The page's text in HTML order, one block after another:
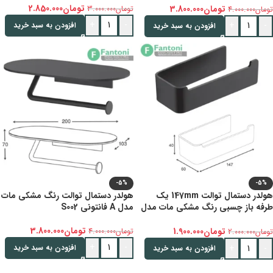
تومان4.000.000 تومان3.800.000
افزودن به سبد خرید
تومان3.000.000 تومان2.850.000
افزودن به سبد خرید
-5%
هولدر دستمال توالت 147mm یک
طرفه باز چسبی رنگ مشکی مات مدل
تومان2.000.000 تومان1.900.000
افزودن به سبد خرید
-5%
هولدر دستمال توالت رنگ مشکی مات
مدل A فانتونی S002
تومان4.000.000 تومان3.800.000
افزودن به سبد خرید